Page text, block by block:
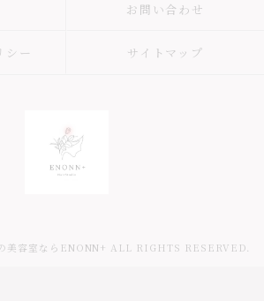
お問い合わせ
シー サイトマップ
美容室ならENONN+ ALL RIGHTS RESERVED.